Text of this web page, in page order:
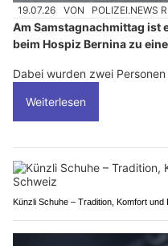
19.07.26 VON POLIZEI.NEWS
Am Samstagnachmittag ist
beim Hospiz Bernina zu
Dabei wurden zwei
Weiterlesen
Künzli Schuhe – Tradition, Komfort